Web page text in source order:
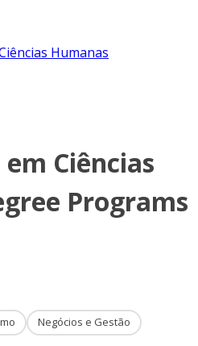
Humanas
Ciências
Programs
Negócios e Gestão